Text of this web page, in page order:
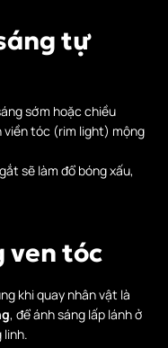
tự
sớm hoặc chiều
viền tóc (rim light) mộng
sẽ làm đổ bóng xấu,
ven tóc
khi quay nhân vật là
, để ánh sáng lấp lánh ở
linh.